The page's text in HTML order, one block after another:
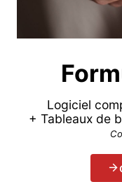
Logiciel
+ Tableaux de